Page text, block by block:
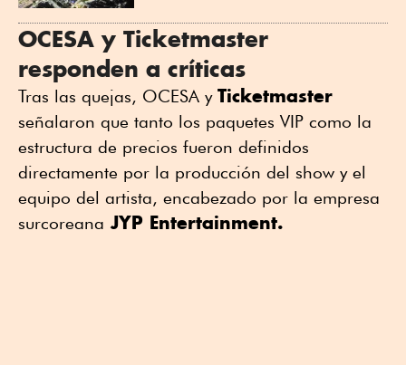
OCESA y Ticketmaster
responden a críticas
Tras las quejas, OCESA y Ticketmaster
señalaron que tanto los paquetes VIP como la
estructura de precios fueron definidos
directamente por la producción del show y el
equipo del artista, encabezado por la empresa
surcoreana JYP Entertainment.